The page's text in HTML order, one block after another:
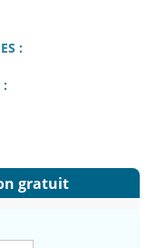
:
:
gratuit